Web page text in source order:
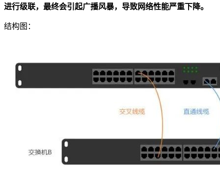
进行级联，最终会引起广播风暴，导致网络性能严重下降。
结构图：